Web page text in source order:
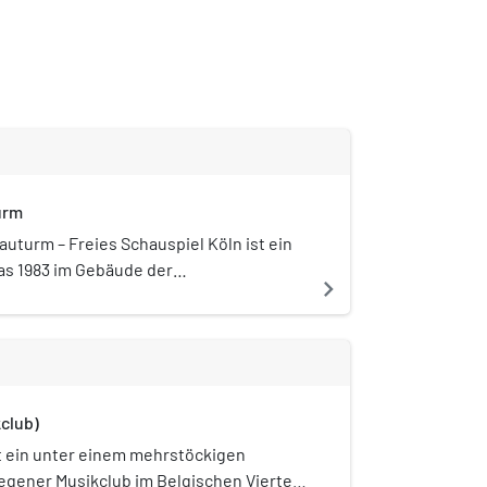
– Freies Schauspiel Köln ist ein
1983 im Gebäude der
erhielt. Es liegt im Belgischen
navigate_next
ein unter einem mehrstöckigen
Musikclub im Belgischen Viertel